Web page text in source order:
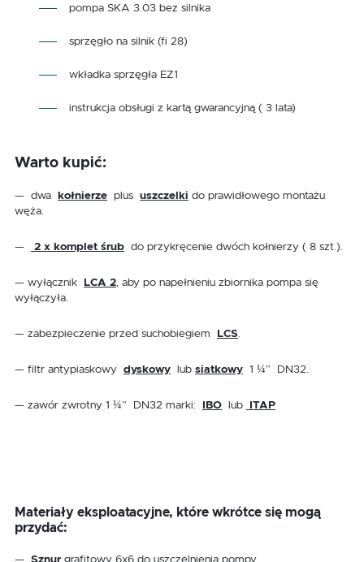
pompa SKA 3.03 bez silnika
sprzęgło na silnik (fi 28)
wkładka sprzęgła EZ1
instrukcja obsługi z kartą gwarancyjną ( 3 lata)
Warto kupić:
— dwa kołnierze plus uszczelki do prawidłowego montażu
węża.
— 2 x komplet śrub do przykręcenie dwóch kołnierzy ( 8 szt.).
— wyłącznik LCA 2, aby po napełnieniu zbiornika pompa się
wyłączyła.
— zabezpieczenie przed suchobiegiem LCS.
— filtr antypiaskowy dyskowy lub siatkowy 1 ¼” DN32.
— zawór zwrotny 1 ¼” DN32 marki: IBO lub ITAP
Materiały eksploatacyjne, które wkrótce się mogą
przydać: